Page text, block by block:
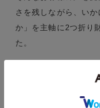
さを残しながら、い
か」を主軸に2つ折り
た。
気づいたのが「コイ